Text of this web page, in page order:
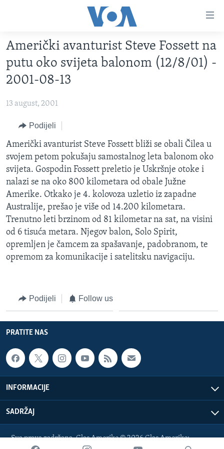
glavni
sadržaj
Pređi
na
glavnu
navigaciju
pretragu
VIDEO
VIJESTI
SJEDINJENE AMERIČKE DRŽAVE
BOSNA I HERCEGOVINA
SVIJET
NAUKA I TEHNOLOGIJA
SPECIJALNI PROJEKTI
KORUPCIJA
SLOBODA MEDIJA
ŽENSKA STRANA
IZBJEGLIČKA STRANA
MAGAZIN
O GLASU AMERIKE
PRATITE NAS
Jezici
Američki avanturist Steve Fossett na
putu oko svijeta balonom (12/8/01) -
2001-08-13
13 august, 2001
Podijeli
Američki avanturist Steve Fossett bliži se obali Čilea u
svojem petom pokušaju samostalnog leta balonom oko
svijeta. Gospodin Fossett preletio je Uskršnje otoke i
nalazi se na oko 800 kilometara od obale Južne
Amerike. Otkako je 4. kolovoza uzletio iz zapadne
Australije, prešao je više od 14.200 kilometara.
Trenutno leti brzinom od 81 kilometar na sat, na visini
od 6 tisuća metara. Njegov balon, Solo Spirit,
opremljen je čamcem za spašavanje, padobranom, te
opremom za komunikacije i satelitsku navigaciju.
Podijeli Follow us
PRATITE NAS
INFORMACIJE
SADRŽAJ
Sva prava zadržana. Glas Amerike © 2026 Glas Amerike: